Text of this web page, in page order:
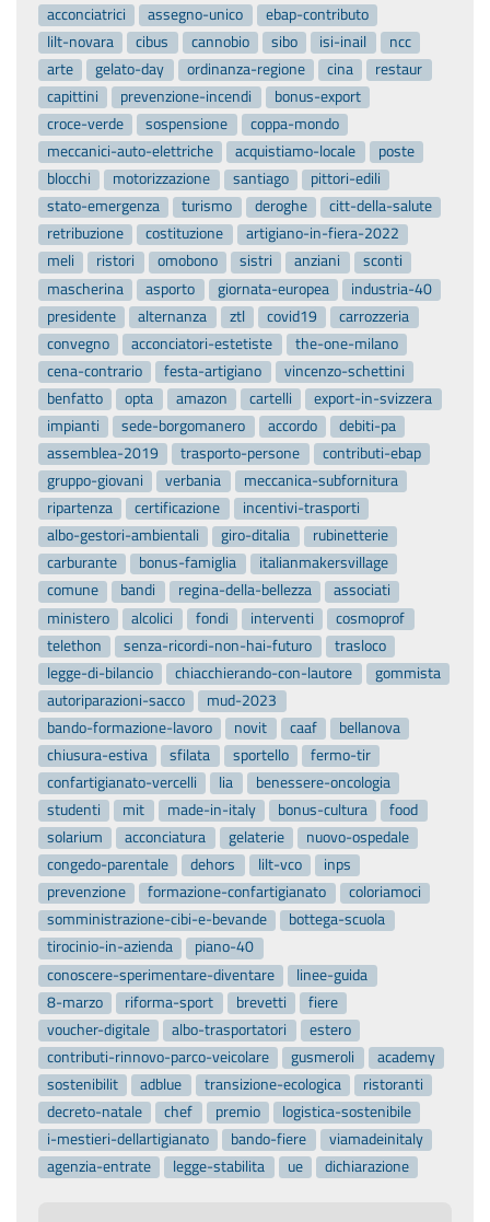
acconciatrici
assegno-unico
ebap-contributo
lilt-novara
cibus cannobio sibo isi-inail
ncc
arte
gelato-day ordinanza-regione cina
restaur
capittini
prevenzione-incendi
bonus-export
croce-verde
sospensione
coppa-mondo
meccanici-auto-elettriche
acquistiamo-locale
poste
blocchi
motorizzazione santiago
pittori-edili
stato-emergenza
turismo deroghe
citt-della-salute
retribuzione
costituzione
artigiano-in-fiera-2022
meli
ristori omobono sistri anziani
sconti
mascherina
asporto giornata-europea
industria-40
presidente
alternanza ztl covid19
carrozzeria
convegno
acconciatori-estetiste
the-one-milano
cena-contrario
festa-artigiano
vincenzo-schettini
benfatto
opta amazon cartelli
export-in-svizzera
impianti
sede-borgomanero accordo
debiti-pa
assemblea-2019
trasporto-persone
contributi-ebap
gruppo-giovani
verbania
meccanica-subfornitura
ripartenza
certificazione
incentivi-trasporti
albo-gestori-ambientali
giro-ditalia
rubinetterie
carburante
bonus-famiglia
italianmakersvillage
comune
bandi regina-della-bellezza
associati
ministero
alcolici fondi interventi
cosmoprof
telethon
senza-ricordi-non-hai-futuro
trasloco
legge-di-bilancio
chiacchierando-con-lautore
gommista
autoriparazioni-sacco
mud-2023
bando-formazione-lavoro
novit caaf
bellanova
chiusura-estiva
sfilata sportello
fermo-tir
confartigianato-vercelli
lia
benessere-oncologia
studenti
mit made-in-italy bonus-cultura
food
solarium
acconciatura gelaterie
nuovo-ospedale
congedo-parentale
dehors lilt-vco
inps
prevenzione
formazione-confartigianato
coloriamoci
somministrazione-cibi-e-bevande
bottega-scuola
tirocinio-in-azienda
piano-40
conoscere-sperimentare-diventare
linee-guida
8-marzo
riforma-sport brevetti
fiere
voucher-digitale
albo-trasportatori
estero
contributi-rinnovo-parco-veicolare
gusmeroli
academy
sostenibilit
adblue transizione-ecologica
ristoranti
decreto-natale
chef premio
logistica-sostenibile
i-mestieri-dellartigianato
bando-fiere
viamadeinitaly
agenzia-entrate
legge-stabilita ue dichiarazione